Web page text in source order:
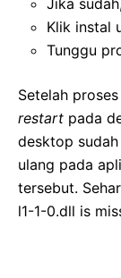
Jika
Klik instal
Tunggu
Setelah
restart pada
desktop
ulang pada
tersebut.
l1-1-0.dll is